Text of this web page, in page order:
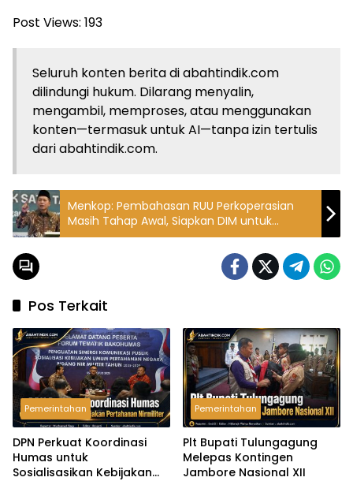
Post Views: 193
Seluruh konten berita di abahtindik.com
dilindungi hukum. Dilarang menyalin,
mengambil, memproses, atau menggunakan
konten—termasuk untuk AI—tanpa izin tertulis
dari abahtindik.com.
Menkop: Pembahasan RUU Perkoperasian
Masih Tahap Awal, Siapkan DIM untuk
Perkuat Koperasi
Pos Terkait
Pemerintahan
DPN Perkuat Koordinasi
Humas untuk
Sosialisasikan Kebijakan
Pemerintahan
Plt Bupati Tulungagung
Melepas Kontingen
Jambore Nasional XII